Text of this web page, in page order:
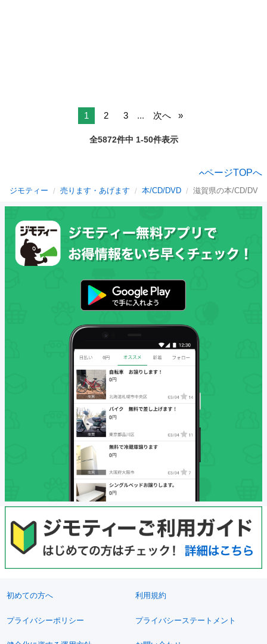
1 2 3 ... 次へ
全5872件中 1-50件表示
ページTOPへ
ジモティー 売ります・あげます 本/CD/DVD 滋賀県の本/CD/DVD
初めての方へ 利用規約
プライバシーポリシー プライバシーステートメント